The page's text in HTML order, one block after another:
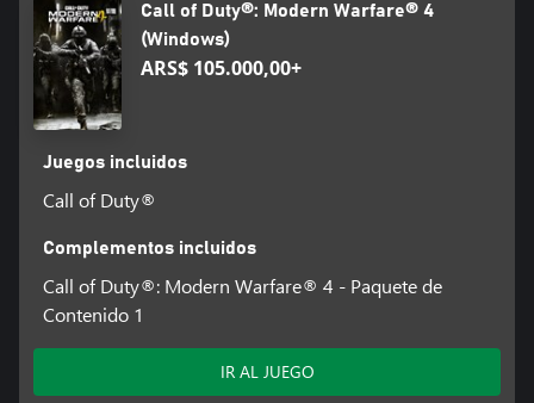
Call of Duty®: Modern Warfare® 4
(Windows)
ARS$ 105.000,00+
Juegos incluidos
Call of Duty®
Complementos incluidos
Call of Duty®: Modern Warfare® 4 - Paquete de
Contenido 1
IR AL JUEGO